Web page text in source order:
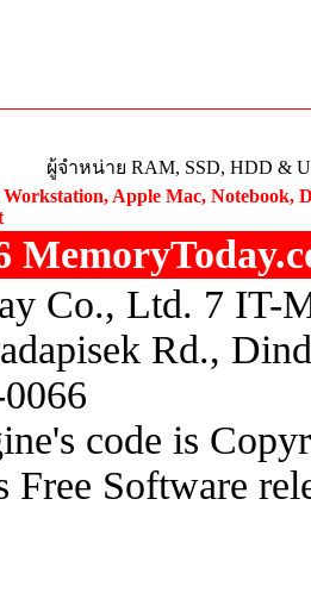
ผู้จำหน่าย RAM, SSD, HDD &
Apple Mac, Notebook,
Co., Ltd. 7 IT-
Rd.,
code is
Free Software